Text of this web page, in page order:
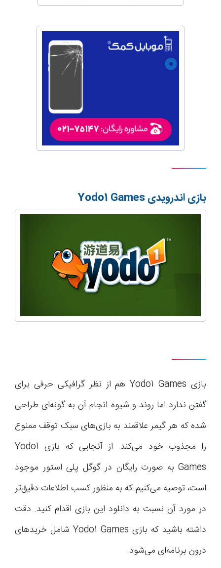
بازی اندرویدیYodo1 Games
بازی Yodo1 Games هم از نظر گرافیکی حرفی برای
گفتن ندارد اما روند و شیوه انجام آن به گونه‌ای طراحی
شده که هر گیمر علاقمند به بازی‌های سبک توقف ممنوع
را مجذوب خود می‌کند. از آنجایی که بازی Yodo1
Games به صورت رایگان در گوگل پلی استور موجود
است، توصیه می‌کنیم که به منظور کسب اطلاعات دقیق‌تر
در مورد آن نسبت به دانلود این بازی اقدام کنید. دقت
داشته باشید که بازی Yodo1 Games شامل خریدهای
درون برنامه‌ای می‌شود.